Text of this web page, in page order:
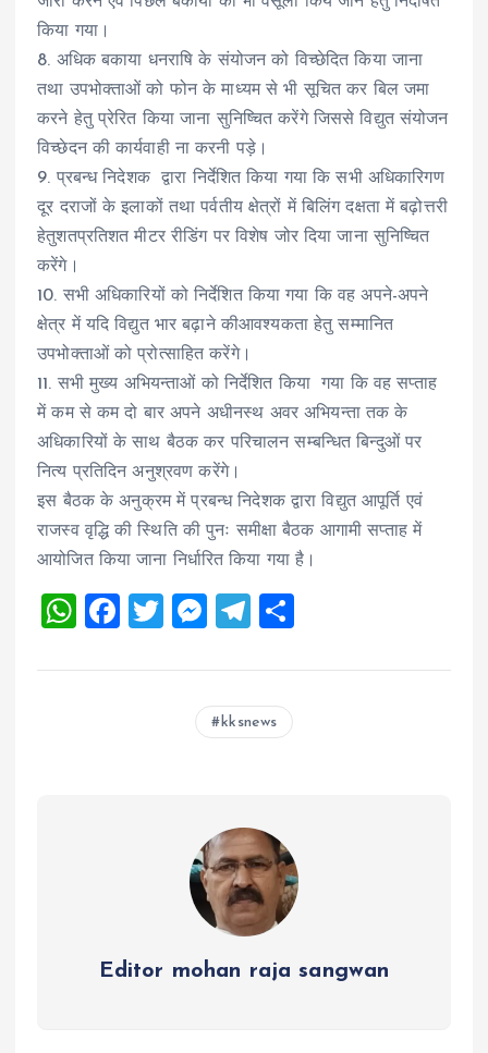
किया गया।
8. अधिक बकाया धनराषि के संयोजन को विच्छेदित किया जाना
तथा उपभोक्ताओं को फोन के माध्यम से भी सूचित कर बिल जमा
करने हेतु प्रेरित किया जाना सुनिष्चित करेंगे जिससे विद्युत संयोजन
विच्छेदन की कार्यवाही ना करनी पड़े।
9. प्रबन्ध निदेशक द्वारा निर्देशित किया गया कि सभी अधिकारिगण
दूर दराजों के इलाकों तथा पर्वतीय क्षेत्रों में बिलिंग दक्षता में बढ़ोत्तरी
हेतुशतप्रतिशत मीटर रीडिंग पर विशेष जोर दिया जाना सुनिष्चित
करेंगे।
10. सभी अधिकारियों को निर्देशित किया गया कि वह अपने-अपने
क्षेत्र में यदि विद्युत भार बढ़ाने कीआवश्यकता हेतु सम्मानित
उपभोक्ताओं को प्रोत्साहित करेंगे।
11. सभी मुख्य अभियन्ताओं को निर्देशित किया गया कि वह सप्ताह
में कम से कम दो बार अपने अधीनस्थ अवर अभियन्ता तक के
अधिकारियों के साथ बैठक कर परिचालन सम्बन्धित बिन्दुओं पर
नित्य प्रतिदिन अनुश्रवण करेंगे।
इस बैठक के अनुक्रम में प्रबन्ध निदेशक द्वारा विद्युत आपूर्ति एवं
राजस्व वृद्धि की स्थिति की पुनः समीक्षा बैठक आगामी सप्ताह में
आयोजित किया जाना निर्धारित किया गया है।
W
at
F
ce
T
tt
er
M
se
n
T
e
g
m
a
kksnews
Editor mohan raja sangwan